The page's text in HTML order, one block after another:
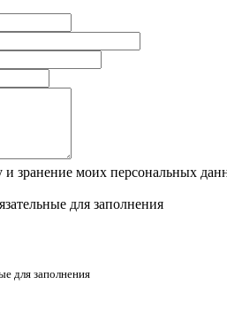
и зранение моих персональных
для заполнения
для заполнения